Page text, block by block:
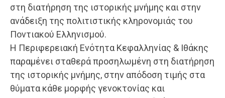
στη διατήρηση της ιστορικής μνήμης και στην
ανάδειξη της πολιτιστικής κληρονομιάς του
Ποντιακού Ελληνισμού.
Η Περιφερειακή Ενότητα Κεφαλληνίας & Ιθάκης
παραμένει σταθερά προσηλωμένη στη διατήρηση
της ιστορικής μνήμης, στην απόδοση τιμής στα
θύματα κάθε μορφής γενοκτονίας και